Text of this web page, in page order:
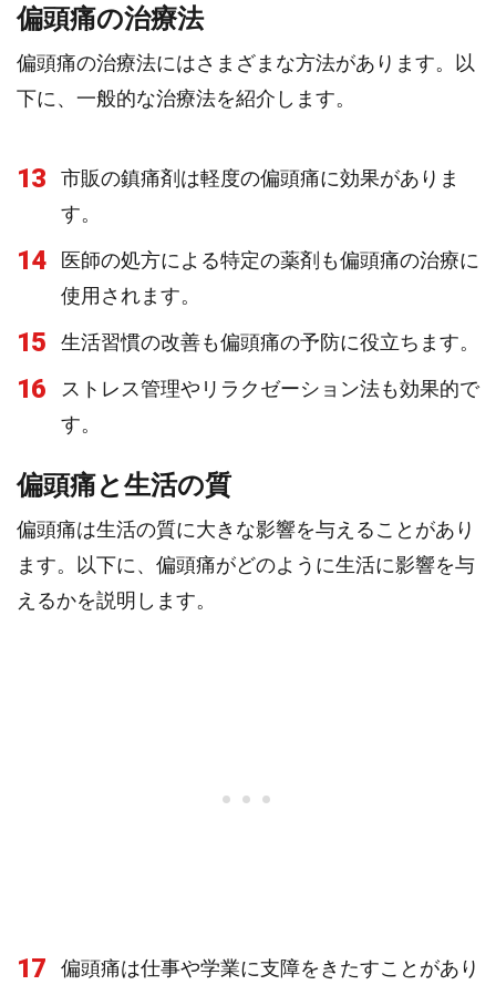
偏頭痛の治療法
偏頭痛の治療法にはさまざまな方法があります。以
下に、一般的な治療法を紹介します。
13
市販の鎮痛剤は軽度の偏頭痛に効果がありま
す。
14
医師の処方による特定の薬剤も偏頭痛の治療に
使用されます。
15 生活習慣の改善も偏頭痛の予防に役立ちます。
16
ストレス管理やリラクゼーション法も効果的で
す。
偏頭痛と生活の質
偏頭痛は生活の質に大きな影響を与えることがあり
ます。以下に、偏頭痛がどのように生活に影響を与
えるかを説明します。
17
偏頭痛は仕事や学業に支障をきたすことがあり